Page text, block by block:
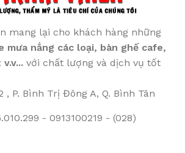
mang lại cho khách hàng những
mưa nắng các loại, bàn ghế cafe,
với chất lượng và dịch vụ tốt
, P. Bình Trị Đông A, Q. Bình Tân
- 0913100219 - (028)